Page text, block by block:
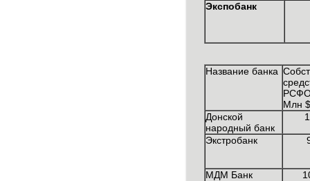
Экспобанк
Название банка
Млн $
Донской
народный банк
Экстробанк
МДМ Банк